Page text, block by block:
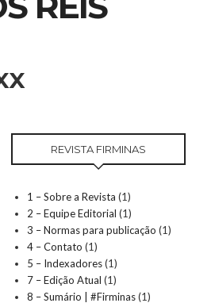
REVISTA FIRMINAS
1 – Sobre a Revista (1)
2 – Equipe Editorial (1)
3 – Normas para publicação (1)
4 – Contato (1)
5 – Indexadores(1)
7 – Edição Atual (1)
8 – Sumário | #Firminas(1)